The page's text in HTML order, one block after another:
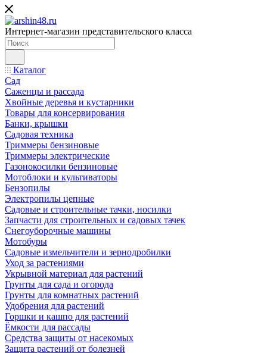
Интернет-магазин представительского класса
Каталог
Сад
Саженцы и рассада
Хвойные деревья и кустарники
Товары для консервирования
Банки, крышки
Садовая техника
Триммеры бензиновые
Триммеры электрические
Газонокосилки бензиновые
Мотоблоки и культиваторы
Бензопилы
Электропилы цепные
Садовые и строительные тачки, носилки
Запчасти для строительных и садовых тачек
Снегоуборочные машины
Мотобуры
Садовые измельчители и зернодробилки
Уход за растениями
Укрывной материал для растений
Грунты для сада и огорода
Грунты для комнатных растений
Удобрения для растений
Горшки и кашпо для растений
Ёмкости для рассады
Средства защиты от насекомых
Защита растений от болезней